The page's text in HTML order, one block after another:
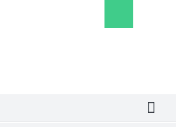
košík